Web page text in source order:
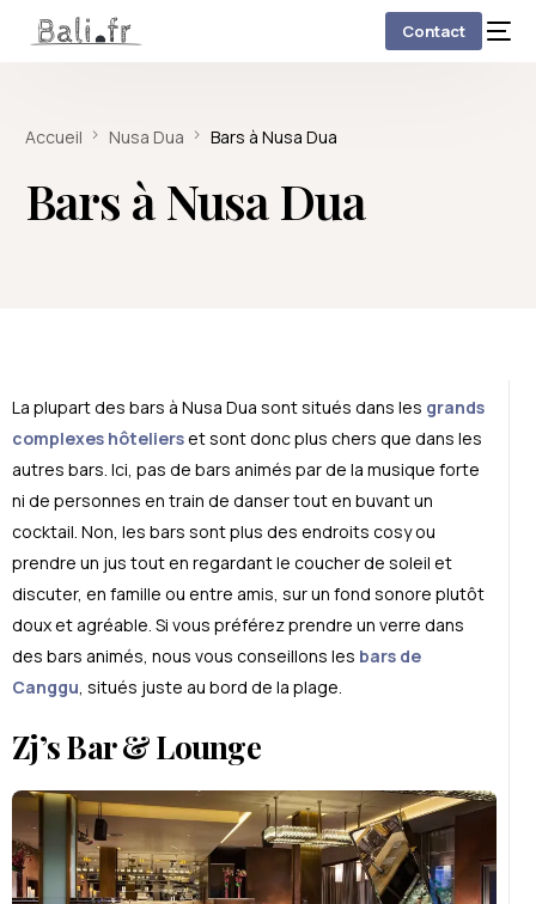
Contact
Accueil Nusa Dua Bars à Nusa Dua
Bars à Nusa Dua
La plupart des bars à Nusa Dua sont situés dans les grands
complexes hôtelierset sont donc plus chers que dans les
autres bars. Ici, pas de bars animés par de la musique forte
ni de personnes en train de danser tout en buvant un
cocktail. Non, les bars sont plus des endroits cosy ou
prendre un jus tout en regardant le coucher de soleil et
discuter, en famille ou entre amis, sur un fond sonore plutôt
doux et agréable. Si vous préférez prendre un verre dans
des bars animés, nous vous conseillons les bars de
Canggu, situés juste au bord de la plage.
Zj’s Bar & Lounge